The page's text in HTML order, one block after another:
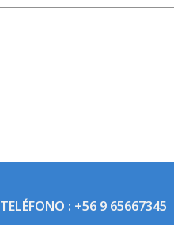
TELÉFONO : +56 9 65667345